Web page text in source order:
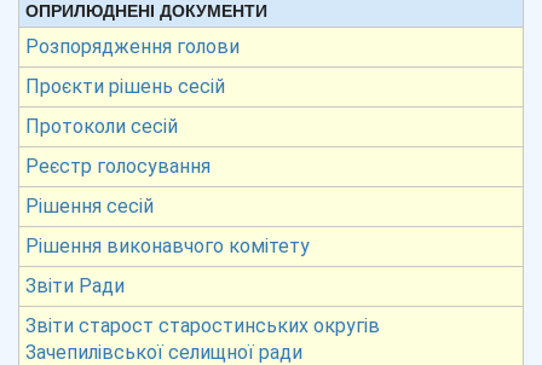
ОПРИЛЮДНЕНІ ДОКУМЕНТИ
Розпорядження голови
Проєкти рішень сесій
Протоколи сесій
Реєстр голосування
Рішення сесій
Рішення виконавчого комітету
Звіти Ради
Звіти старост старостинських округів
Зачепилівської селищної ради